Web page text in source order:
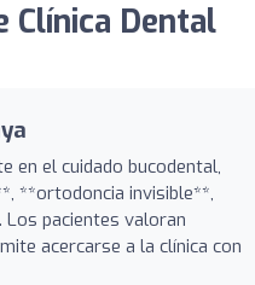
Clínica Dental
en el cuidado bucodental,
**ortodoncia invisible**,
pacientes valoran
acercarse a la clínica con